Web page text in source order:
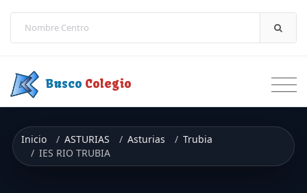
Busco Colegio
Inicio ASTURIAS Asturias
Trubia
IES RIO TRUBIA